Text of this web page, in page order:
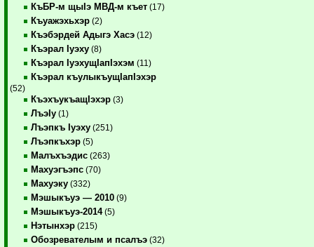
КъБР-м щыIэ МВД-м къет (17)
Къуажэхьхэр (2)
Къэбэрдей Адыгэ Хасэ (12)
Къэрал Iуэху (8)
Къэрал IуэхущIапIэхэм (11)
Къэрал къулыкъущIапIэхэр
(52)
КъэхъукъащIэхэр (3)
ЛъэIу (1)
Лъэпкъ Iуэху (251)
Лъэпкъхэр (5)
Малъхъэдис (263)
Махуэгъэпс (70)
Махуэку (332)
Мэшыкъуэ — 2010 (9)
Мэшыкъуэ-2014(5)
Нэтынхэр (215)
Обозревателым и псалъэ (32)